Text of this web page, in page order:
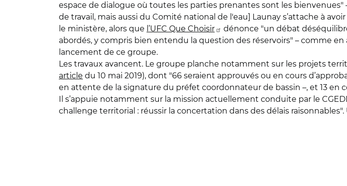
espace de dialogue où toutes les parties prenantes sont les
de travail, mais aussi du Comité national de l'eau] Launay s’attache à
le ministère, alors que l’UFC Que Choisir
dénonce "un débat
abordés, y compris bien entendu la question des réservoirs" – comme en
lancement de ce groupe.
Les travaux avancent. Le groupe planche notamment sur les projets
article du 10 mai 2019), dont "66 seraient approuvés ou en cours
en attente de la signature du préfet coordonnateur de bassin –, et 13 en
Il s’appuie notamment sur la mission actuellement conduite par le
challenge territorial : réussir la concertation dans des délais